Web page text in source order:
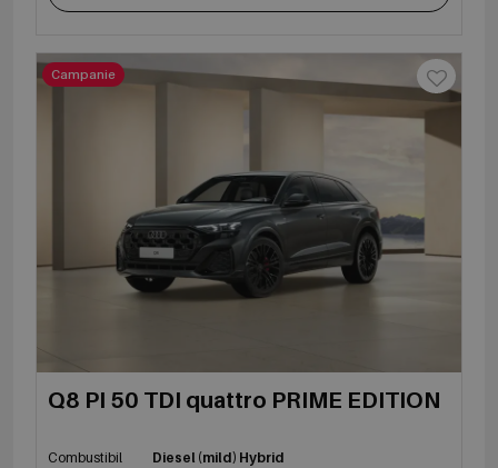
Campanie
Q8 PI 50 TDI quattro PRIME EDITION
Combustibil
Diesel (mild) Hybrid